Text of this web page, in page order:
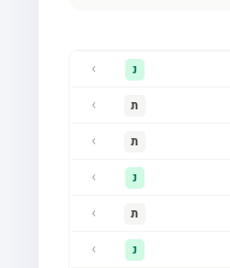
נ
›
ת
›
ת
›
נ
›
ת
›
נ
›